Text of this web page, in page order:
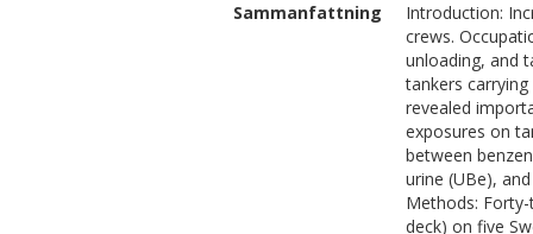
Sammanfattning
Introduction:
crews.
unloading, and
tankers
revealed
exposures on
between
urine (UBe),
Methods:
deck) on five